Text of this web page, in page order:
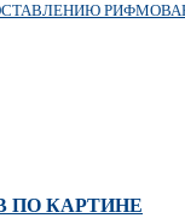
ПО КАРТИНЕ